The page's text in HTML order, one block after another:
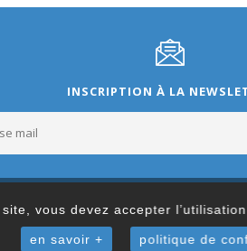
vous devez accepter
en savoir + politique de
INSCRIPTION À LA